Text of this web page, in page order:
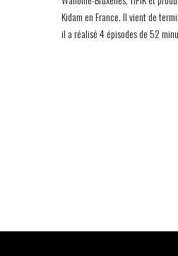
Kidam en France. Il vient de
il a réalisé 4 épisodes de 52